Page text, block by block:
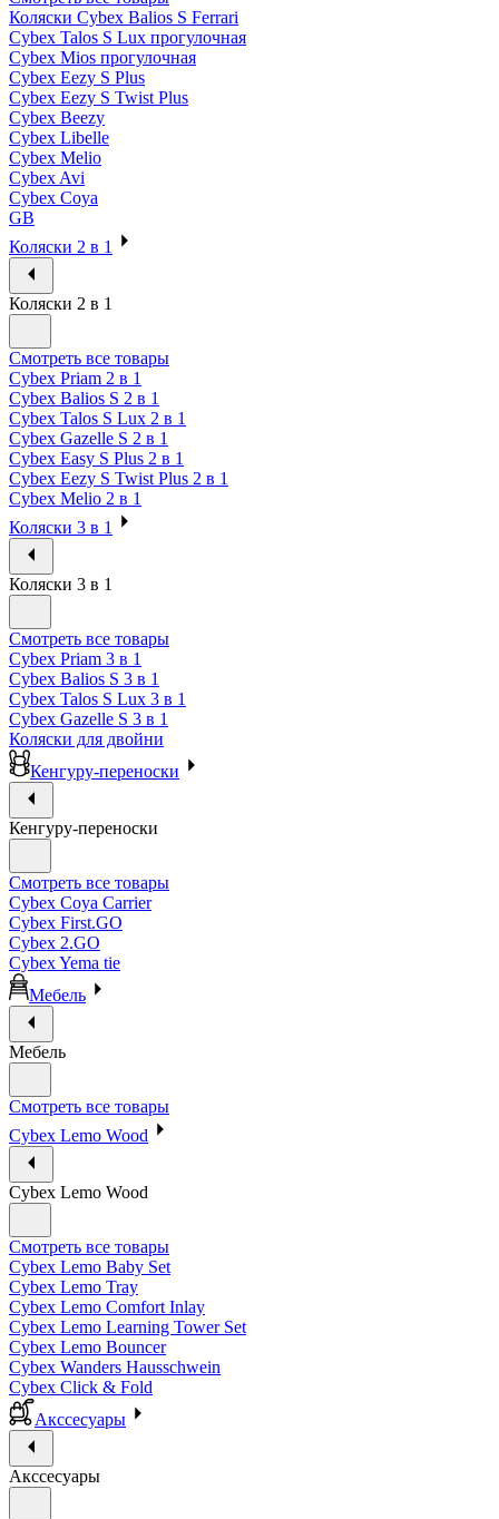
Коляски Cybex Balios S Ferrari
Cybex Talos S Lux прогулочная
Cybex Mios прогулочная
Cybex Eezy S Plus
Cybex Eezy S Twist Plus
Cybex Beezy
Cybex Libelle
Cybex Melio
Cybex Avi
Cybex Coya
GB
Коляски 2 в 1
Коляски 2 в 1
Смотреть все товары
Cybex Priam 2 в 1
Cybex Balios S 2 в 1
Cybex Talos S Lux 2 в 1
Cybex Gazelle S 2 в 1
Cybex Easy S Plus 2 в 1
Cybex Eezy S Twist Plus 2 в 1
Cybex Melio 2 в 1
Коляски 3 в 1
Коляски 3 в 1
Смотреть все товары
Cybex Priam 3 в 1
Cybex Balios S 3 в 1
Cybex Talos S Lux 3 в 1
Cybex Gazelle S 3 в 1
Коляски для двойни
Кенгуру-переноски
Кенгуру-переноски
Смотреть все товары
Cybex Coya Carrier
Cybex First.GO
Cybex 2.GO
Cybex Yema tie
Мебель
Мебель
Смотреть все товары
Cybex Lemo Wood
Cybex Lemo Wood
Смотреть все товары
Cybex Lemo Baby Set
Cybex Lemo Tray
Cybex Lemo Comfort Inlay
Cybex Lemo Learning Tower Set
Cybex Lemo Bouncer
Cybex Wanders Hausschwein
Cybex Click & Fold
Акссесуары
Акссесуары